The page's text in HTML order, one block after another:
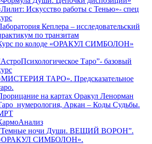
Искусство работы с Тенью»- спец
Кеплера – исследовательский
по транзитам
по колоде «ОРАКУЛ СИМБОЛОН»
Таро”- базовый
ТАРО». Предсказательное
на картах Оракул Ленорман
Аркан – Коды Судьбы.
ночи Души. ВЕЩИЙ ВОРОН”.
СИМБОЛОН».